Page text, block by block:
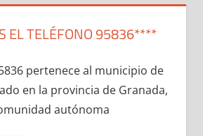
EL TELÉFONO 95836****
pertenece al municipio dе
en la provincia dе Granada,
autónoma